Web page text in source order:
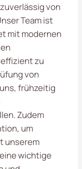
von
Team ist
mit modernen
zu
von
frühzeitig
Zudem
um
unserem
wichtige